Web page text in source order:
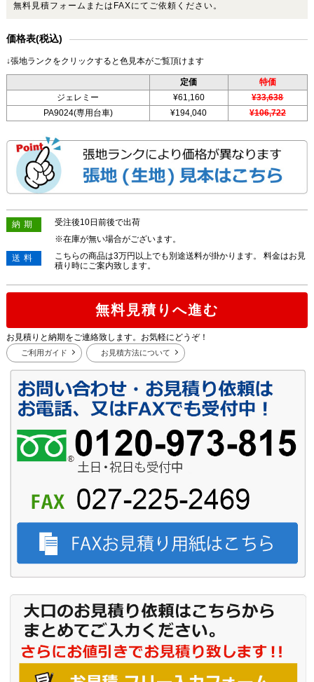
無料見積フォームまたはFAXにてご依頼ください。
価格表(税込)
↓張地ランクをクリックすると色見本がご覧頂けます
定価
特価
ジェレミー
¥61,160
¥33,638
PA9024(専用台車)
¥194,040 ¥106,722
納期
受注後10日前後で出荷
※在庫が無い場合がございます。
送料
こちらの商品は3万円以上でも別途送料が掛かります。 料金はお見
積り時にご案内致します。
無料見積りへ進む
お見積りと納期をご連絡致します。お気軽にどうぞ！
ご利用ガイド お見積方法について